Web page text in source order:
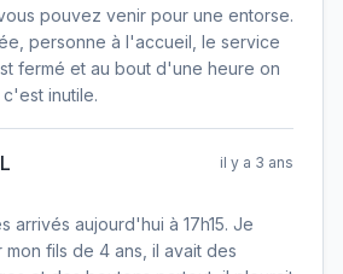
pouvez venir pour une entorse.
personne à l'accueil, le service
fermé et au bout d'une heure on
inutile.
il y a 3 ans
arrivés aujourd'hui à 17h15. Je
fils de 4 ans, il avait des